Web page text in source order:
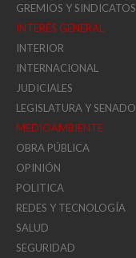
GREMIOS Y SINDICATOS
INTERÉS GENERAL
INTERIOR
INTERNACIONAL
JUDICIALES
LEGISLATURA Y SENADO
MEDIOAMBIENTE
OBRA PÚBLICA
OPINIÓN
POLITICA
REDES Y TECNOLOGÍA
SALUD
SEGURIDAD